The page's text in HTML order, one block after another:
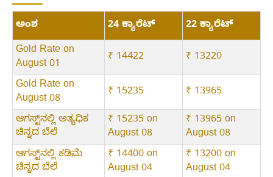
ಅಂಶ 24 ಕ್ಯಾರೆಟ್
22 ಕ್ಯಾರೆಟ್
Gold Rate on
August 01
₹ 14422 ₹ 13220
Gold Rate on
August 08
₹ 15235 ₹ 13965
ಆಗಸ್ಟ್‌ನಲ್ಲಿ ಅತ್ಯಧಿಕ
ಚಿನ್ನದ ಬೆಲೆ
₹ 15235 on
August 08
₹ 13965 on
August 08
ಆಗಸ್ಟ್‌ನಲ್ಲಿ ಕಡಿಮೆ
ಚಿನ್ನದ ಬೆಲೆ
₹ 14400 on
August 04
₹ 13200 on
August 04